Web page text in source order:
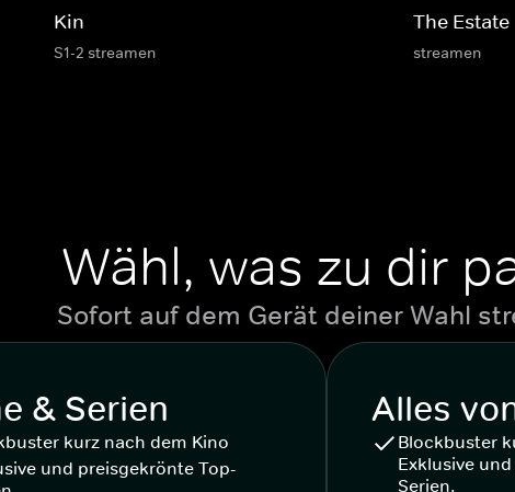
Kin
S1-2 streamen
The
streamen
Wähl, was zu dir
Sofort auf dem Gerät deiner Wahl
& Serien
kurz nach dem Kino
und preisgekrönte Top-
Alles
Blockbuster
Exklusive
Serien.